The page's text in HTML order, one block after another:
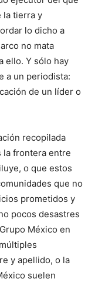
la tierra y
lo dicho a
no mata
ello. Y sólo hay
a un periodista:
de un líder o
recopilada
la frontera entre
o que estos
que no
prometidos y
pocos desastres
México en
y apellido, o la
suelen